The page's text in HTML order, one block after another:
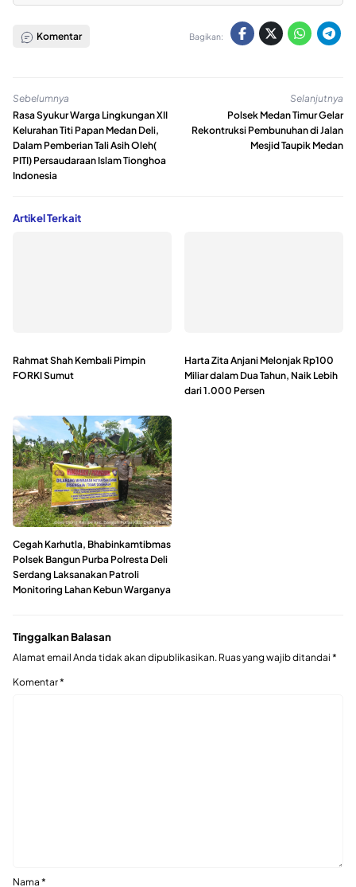
Komentar Bagikan:
Sebelumnya
Rasa Syukur Warga Lingkungan XII
Kelurahan Titi Papan Medan Deli,
Dalam Pemberian Tali Asih Oleh(
PITI) Persaudaraan Islam Tionghoa
Indonesia
Selanjutnya
Polsek Medan Timur Gelar
Rekontruksi Pembunuhan di Jalan
Mesjid Taupik Medan
Artikel Terkait
Rahmat Shah Kembali Pimpin
FORKI Sumut
Harta Zita Anjani Melonjak Rp100
Miliar dalam Dua Tahun, Naik Lebih
dari 1.000 Persen
Cegah Karhutla, Bhabinkamtibmas
Polsek Bangun Purba Polresta Deli
Serdang Laksanakan Patroli
Monitoring Lahan Kebun Warganya
Tinggalkan Balasan
Alamat email Anda tidak akan dipublikasikan. Ruas yang wajib ditandai *
Komentar*
Nama *